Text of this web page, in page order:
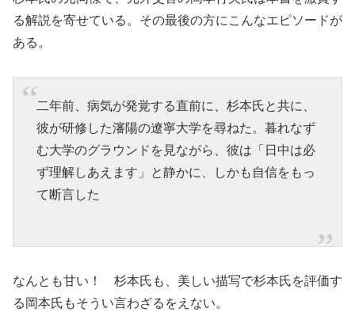
る解説を寄せている。その最後の方にこんなエピソードが
ある。
二年前、病気が発覚する直前に、杉本氏と共に、
彼が研修した瀋陽の遼寧大学を尋ねた。暮れなず
む大学のグラウンドを見ながら、彼は「日中は必
ず理解しあえます」と静かに、しかも自信をもっ
て断言した
なんとも甘い！ 杉本氏も、美しい描写で杉本氏を評価す
る岡本氏もそうい言わざるをえない。